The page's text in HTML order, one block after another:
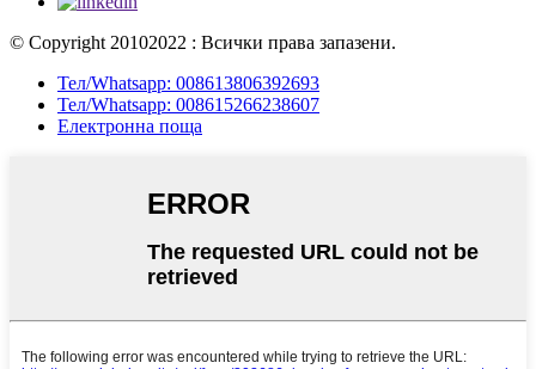
© Copyright 20102022 : Всички права запазени.
Тел/Whatsapp: 008613806392693
Тел/Whatsapp: 008615266238607
Електронна поща